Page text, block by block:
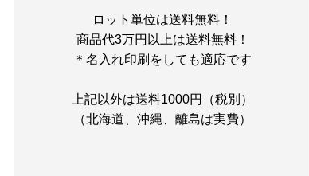
ロット単位は送料無料！
商品代3万円以上は送料無料！
＊名入れ印刷をしても適応です
上記以外は送料1000円（税別）
（北海道、沖縄、離島は実費）